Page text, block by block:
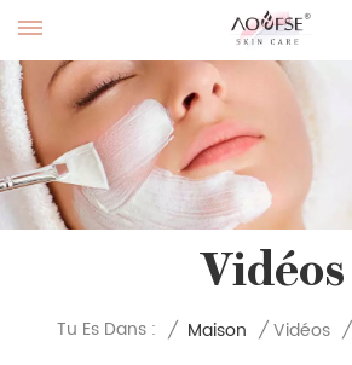
Vidéos
Tu Es Dans : / Maison / Vidéos /